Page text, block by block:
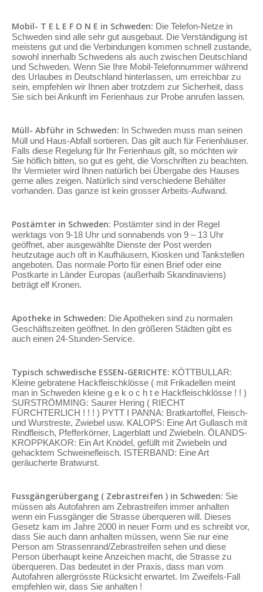
Mobil- T E L E F O N E in Schweden: Die Telefon-Netze in
Schweden sind alle sehr gut ausgebaut. Die Verständigung ist
meistens gut und die Verbindungen kommen schnell zustande,
sowohl innerhalb Schwedens als auch zwischen Deutschland
und Schweden. Wenn Sie Ihre Mobil-Telefonnummer während
des Urlaubes in Deutschland hinterlassen, um erreichbar zu
sein, empfehlen wir Ihnen aber trotzdem zur Sicherheit, dass
Sie sich bei Ankunft im Ferienhaus zur Probe anrufen lassen.
Müll- Abführ in Schweden: In Schweden muss man seinen
Müll und Haus-Abfall sortieren. Das gilt auch für Ferienhäuser.
Falls diese Regelung für Ihr Ferienhaus gilt, so möchten wir
Sie höflich bitten, so gut es geht, die Vorschriften zu beachten.
Ihr Vermieter wird Ihnen natürlich bei Übergabe des Hauses
gerne alles zeigen. Natürlich sind verschiedene Behälter
vorhanden. Das ganze ist kein grosser Arbeits-Aufwand.
Postämter in Schweden: Postämter sind in der Regel
werktags von 9-18 Uhr und sonnabends von 9 – 13 Uhr
geöffnet, aber ausgewählte Dienste der Post werden
heutzutage auch oft in Kaufhäusern, Kiosken und Tankstellen
angeboten. Das normale Porto für einen Brief oder eine
Postkarte in Länder Europas (außerhalb Skandinaviens)
beträgt elf Kronen.
Apotheke in Schweden: Die Apotheken sind zu normalen
Geschäftszeiten geöffnet. In den größeren Städten gibt es
auch einen 24-Stunden-Service.
Typisch schwedische ESSEN-GERICHTE: KÖTTBULLAR:
Kleine gebratene Hackfleischklösse ( mit Frikadellen meint
man in Schweden kleine g e k o c h t e Hackfleischklösse ! ! )
SURSTRÖMMING: Saurer Hering ( RIECHT
FÜRCHTERLICH ! ! ! ) PYTT I PANNA: Bratkartoffel, Fleisch-
und Wurstreste, Zwiebel usw. KALOPS: Eine Art Gullasch mit
Rindfleisch, Pfefferkörner, Lagerblatt und Zwiebeln. ÖLANDS-
KROPPKAKOR: Ein Art Knödel, gefüllt mit Zwiebeln und
gehacktem Schweinefleisch. ISTERBAND: Eine Art
geräucherte Bratwurst.
Fussgängerübergang ( Zebrastreifen ) in Schweden: Sie
müssen als Autofahren am Zebrastreifen immer anhalten
wenn ein Fussgänger die Strasse überqueren will. Dieses
Gesetz kam im Jahre 2000 in neuer Form und es schreibt vor,
dass Sie auch dann anhalten müssen, wenn Sie nur eine
Person am Strassenrand/Zebrastreifen sehen und diese
Person überhaupt keine Anzeichen macht, die Strasse zu
überqueren. Das bedeutet in der Praxis, dass man vom
Autofahren allergrösste Rücksicht erwartet. Im Zweifels-Fall
empfehlen wir, dass Sie anhalten !